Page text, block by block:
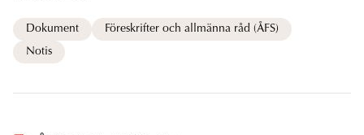
Dokument
Föreskrifter och allmänna råd (ÅFS)
Notis